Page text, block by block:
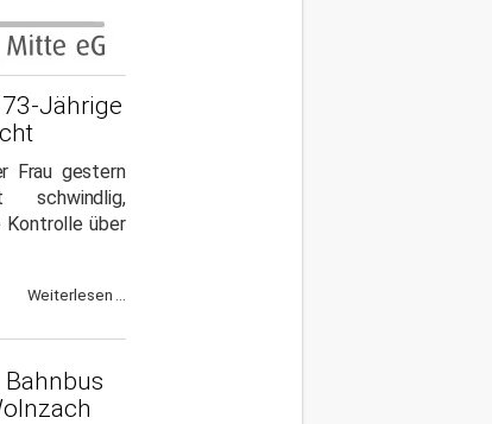
Jährige
Frau gestern
schwindlig,
Kontrolle über
Weiterlesen ...